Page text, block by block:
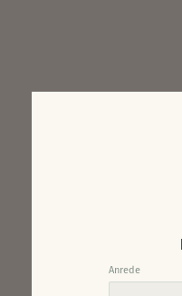
Anrede